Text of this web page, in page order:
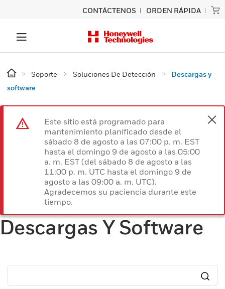
CONTÁCTENOS ORDEN RÁPIDA
Soporte Soluciones De Detección
Descargas y
software
Este sitio está programado para
mantenimiento planificado desde el
sábado 8 de agosto a las 07:00 p. m. EST
hasta el domingo 9 de agosto a las 05:00
a. m. EST (del sábado 8 de agosto a las
11:00 p. m. UTC hasta el domingo 9 de
agosto a las 09:00 a. m. UTC).
Agradecemos su paciencia durante este
tiempo.
Y Software